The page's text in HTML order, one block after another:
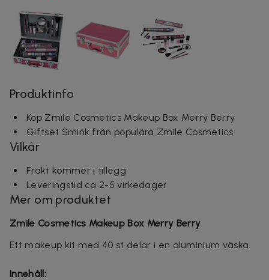
Produktinfo
Köp Zmile Cosmetics Makeup Box Merry Berry
Giftset Smink från populära Zmile Cosmetics
Vilkår
Frakt kommer i tillegg
Leveringstid ca 2-5 virkedager
Mer om produktet
Zmile Cosmetics Makeup Box Merry Berry
Ett makeup kit med 40 st delar i en aluminium väska.
Innehåll: